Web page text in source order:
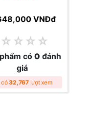
VNĐđ
☆ ☆ ☆ ☆
có0 đánh
giá
có32,767lượt xem